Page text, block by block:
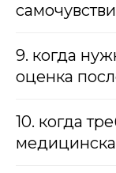
9. когда
оценка
10. когда